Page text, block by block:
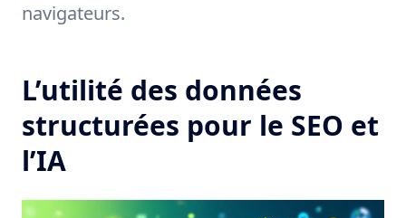
navigateurs.
L’utilité des données
structurées pour le SEO et
l’IA